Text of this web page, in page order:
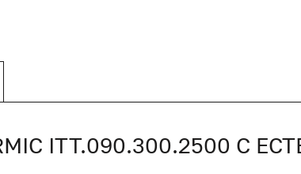
ITT.090.300.2500 С